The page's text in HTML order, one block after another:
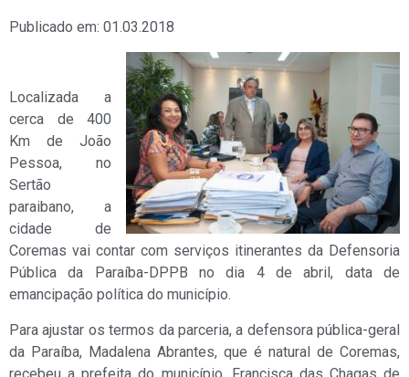
Publicado em: 01.03.2018
Localizada a
cerca de 400
Km de João
Pessoa, no
Sertão
paraibano, a
cidade de
Coremas vai contar com serviços itinerantes da Defensoria
Pública da Paraíba-DPPB no dia 4 de abril, data de
emancipação política do município.
Para ajustar os termos da parceria, a defensora pública-geral
da Paraíba, Madalena Abrantes, que é natural de Coremas,
recebeu a prefeita do município, Francisca das Chagas de